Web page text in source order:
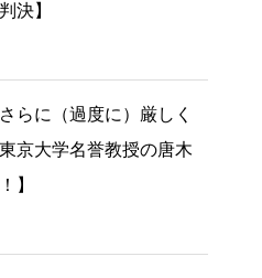
決】
らに（過度に）厳しく
京大学名誉教授の唐木
】